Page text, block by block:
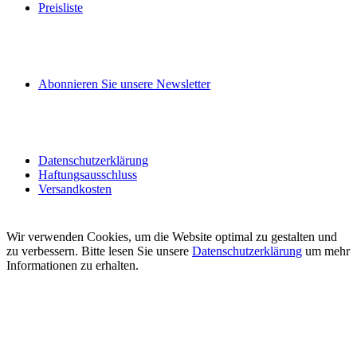
Preisliste
Abonnieren Sie unsere Newsletter
Datenschutzerklärung
Haftungsausschluss
Versandkosten
Wir verwenden Cookies, um die Website optimal zu gestalten und
zu verbessern. Bitte lesen Sie unsere Datenschutzerklärung um mehr
Informationen zu erhalten.